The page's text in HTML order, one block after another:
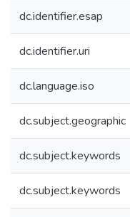
dc.identifier.esap
dc.identifier.uri
dc.language.iso
dc.subject.geographic
dc.subject.keywords
dc.subject.keywords